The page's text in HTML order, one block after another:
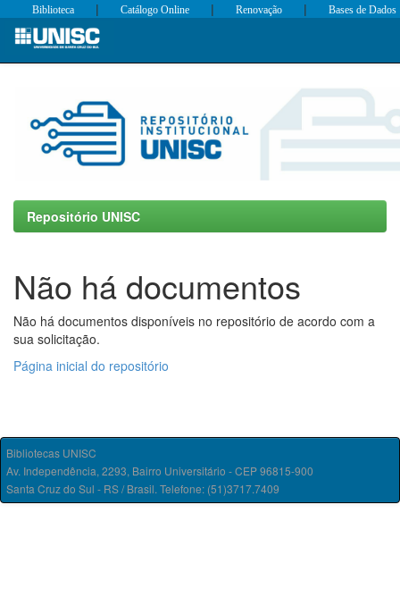
Skip
Biblioteca | Catálogo Online | Renovação | Bases de Dados
Repositório UNISC
Não há documentos
Não há documentos disponíveis no repositório de acordo com a
sua solicitação.
Página inicial do repositório
Bibliotecas UNISC
Av. Independência, 2293, Bairro Universitário - CEP 96815-900
Santa Cruz do Sul - RS / Brasil. Telefone: (51)3717.7409